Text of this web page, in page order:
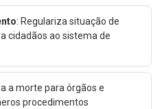
: Regulariza situação de
cidadãos ao sistema de
a morte para órgãos e
procedimentos